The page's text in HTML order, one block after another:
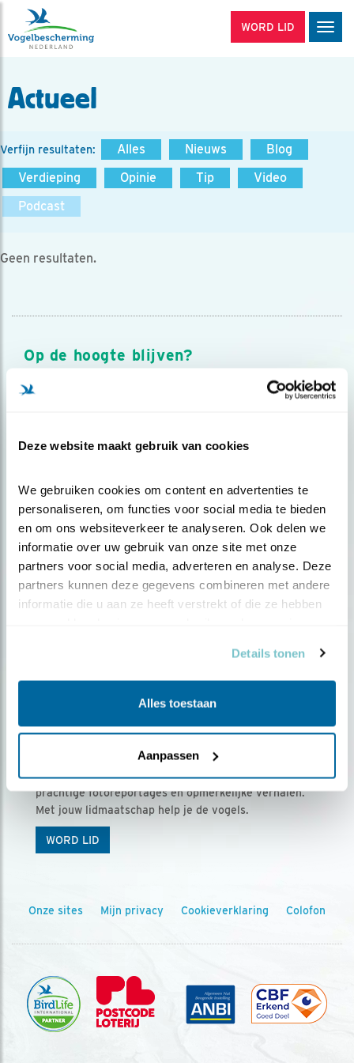
Deze website maakt gebruik van cookies
We gebruiken cookies om content en advertenties te
personaliseren, om functies voor social media te bieden
en om ons websiteverkeer te analyseren. Ook delen we
informatie over uw gebruik van onze site met onze
partners voor social media, adverteren en analyse. Deze
partners kunnen deze gegevens combineren met andere
informatie die u aan ze heeft verstrekt of die ze hebben
Details tonen
Alles toestaan
Aanpassen
WORD LID
Actueel
Verfijn resultaten: Alles Nieuws
Blog
Verdieping
Opinie Tip
Video
Podcast
Geen resultaten.
Op de hoogte blijven?
Meld je aan en ontvang nieuws, inspiratie, acties en tips
over vogels en activiteiten van Vogelbescherming.
Ontvang 5 x Vogels voor € 36,00 per jaar
Vogels is het tijdschrift voor onze leden, met
prachtige fotoreportages en opmerkelijke verhalen.
Met jouw lidmaatschap help je de vogels.
WORD LID
Onze sites Mijn privacy Cookieverklaring Colofon